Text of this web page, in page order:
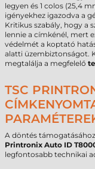
legyen és 1 colos (25,4
igényekhez igazodva a
Kritikus szabály, hogy a
lennie a címkénél, mert
védelmét a koptató
alatti üzembiztonságot.
megtalálja a megfelelő
TSC
A döntés
Printronix Auto ID
legfontosabb technikai